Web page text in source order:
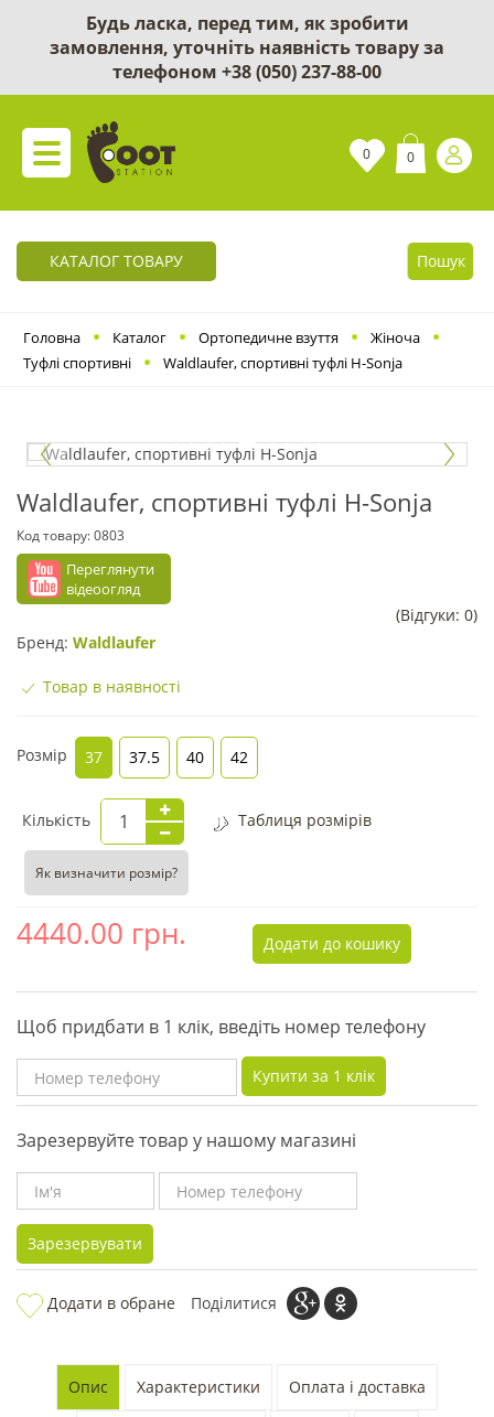
Будь ласка, перед тим, як зробити
замовлення, уточніть наявність товару за
телефоном +38 (050) 237-88-00
0 0
КАТАЛОГ ТОВАРУ Пошук
Головна Каталог Ортопедичне взуття
Жіноча
Туфлі спортивні
Waldlaufer, спортивні туфлі H-Sonja
Waldlaufer, спортивні туфлі H-Sonja
Код товару:0803
Переглянути
відеоогляд
(Відгуки: 0)
Бренд: Waldlaufer
Товар в наявності
Розмір 37 37.5 40 42
Кількість Таблиця розмірів
Як визначити розмір?
4440.00 грн. Додати до кошику
Щоб придбати в 1 клік, введіть номер телефону
Купити за 1 клiк
Зарезервуйте товар у нашому магазині
Зарезервувати
Додати в обране Поділитися
Опис Характеристики Оплата і доставка